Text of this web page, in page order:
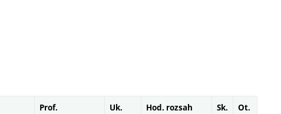
Prof. Uk. Hod. rozsah Sk. Ot.